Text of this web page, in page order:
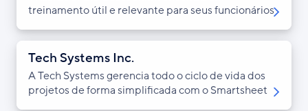
treinamento útil e relevante para seus funcionários
Tech Systems Inc.
A Tech Systems gerencia todo o ciclo de vida dos
projetos de forma simplificada com o Smartsheet